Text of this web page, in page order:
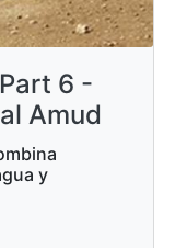
6 -
Amud
y